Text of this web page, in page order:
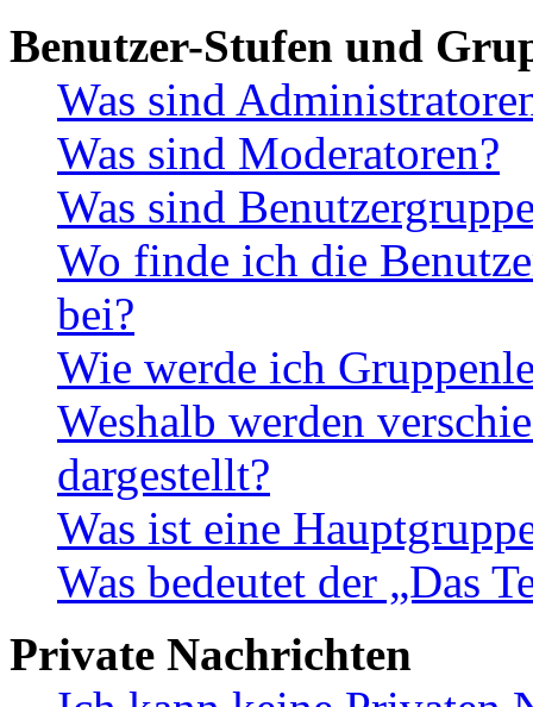
Benutzer-Stufen und
Was sind
Was sind Moderatoren?
Was sind
Wo finde ich die
bei?
Wie werde ich
Weshalb werden
dargestellt?
Was ist eine
Was bedeutet der „Das
Private Nachrichten